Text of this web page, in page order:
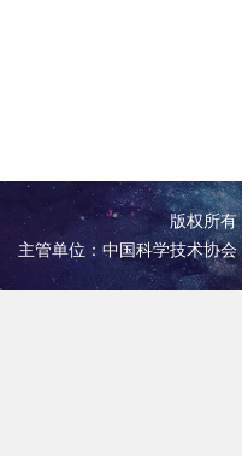
版权所
主管单位：中国科学技术协